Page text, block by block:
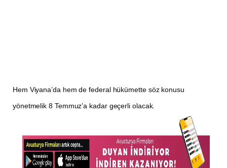
Hem Viyana’da hem de federal hükümette söz konusu
yönetmelik 8 Temmuz’a kadar geçerli olacak.